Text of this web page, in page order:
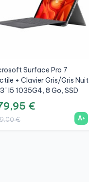
Surface Pro 7
+ Clavier Gris/Gris Nuit
I5 1035G4, 8 Go, SSD
Go, 3K, A+
€
€ A+